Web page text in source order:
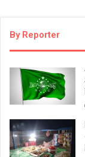
By Reporter